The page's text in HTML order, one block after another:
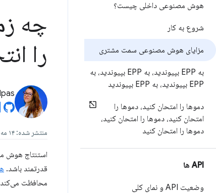
هوش مصنوعی داخلی چیست؟
شروع به کار
مزایای هوش مصنوعی سمت مشتری
به EPP بپیوندید، به EPP بپیوندید، به
EPP بپیوندید، به EPP بپیوندید
دموها را امتحان کنید، دموها را
امتحان کنید، دموها را امتحان کنید،
دموها را امتحان کنید
API ها
وضعیت API و نمای کلی
چه
را
منتشر شده: ۱۴ مه ۲۰۲۴
استنتاج هوش
قدرتمند باشد.
محافظت می‌کند